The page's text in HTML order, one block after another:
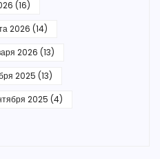
(16)
2026 (14)
2026 (13)
2025 (13)
2025 (4)